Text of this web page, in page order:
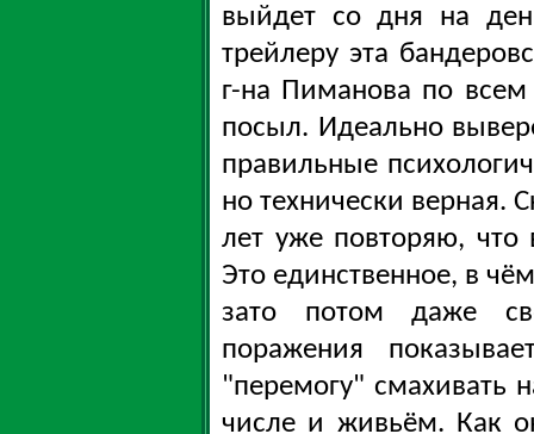
выйдет со дня на
трейлеру эта
г-на Пиманова по всем
посыл. Идеально
правильные
но технически верная.
лет уже повторяю,
Это единственное, в
зато потом даже
поражения
"перемогу" смахивать
числе и живьём. Как